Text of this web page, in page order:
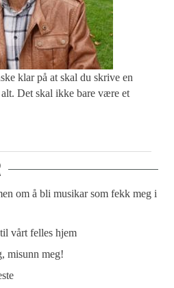
klar på at skal du skrive en
Det skal ikke bare være et
om å bli musikar som fekk meg i
vårt felles hjem
misunn meg!